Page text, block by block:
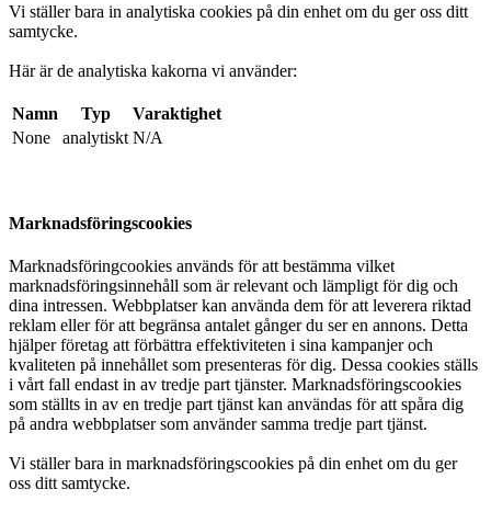
Vi ställer bara in analytiska cookies på din enhet om du ger oss ditt
samtycke.
Här är de analytiska kakorna vi använder:
Namn Typ
Varaktighet
None
analytiskt N/A
Marknadsföringscookies
Marknadsföringcookies används för att bestämma vilket
marknadsföringsinnehåll som är relevant och lämpligt för dig och
dina intressen. Webbplatser kan använda dem för att leverera riktad
reklam eller för att begränsa antalet gånger du ser en annons. Detta
hjälper företag att förbättra effektiviteten i sina kampanjer och
kvaliteten på innehållet som presenteras för dig. Dessa cookies ställs
i vårt fall endast in av tredje part tjänster. Marknadsföringscookies
som ställts in av en tredje part tjänst kan användas för att spåra dig
på andra webbplatser som använder samma tredje part tjänst.
Vi ställer bara in marknadsföringscookies på din enhet om du ger
oss ditt samtycke.